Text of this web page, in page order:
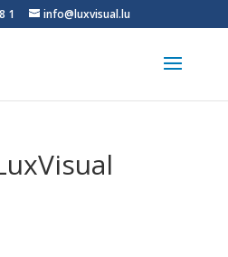
1 info@luxvisual.lu